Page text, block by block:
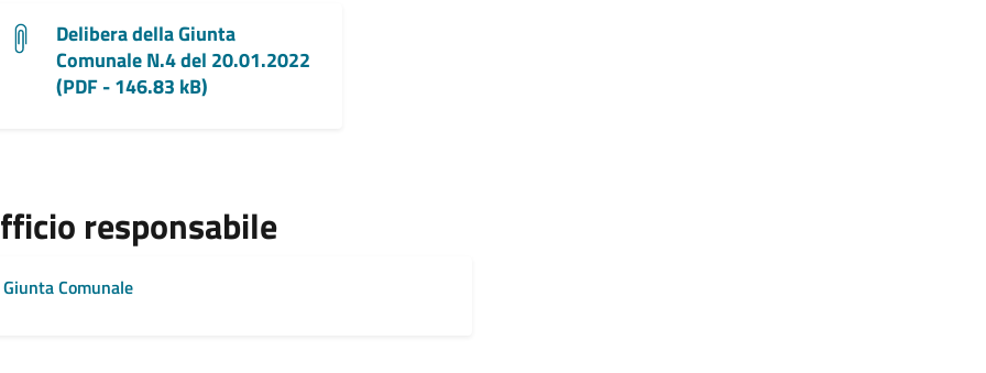
Delibera della Giunta
Comunale N.4 del 20.01.2022
(PDF - 146.83 kB)
responsabile
Giunta Comunale